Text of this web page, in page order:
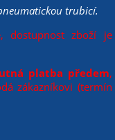
trubicí.
dostupnost zboží je
platba předem,
zákazníkovi (termín